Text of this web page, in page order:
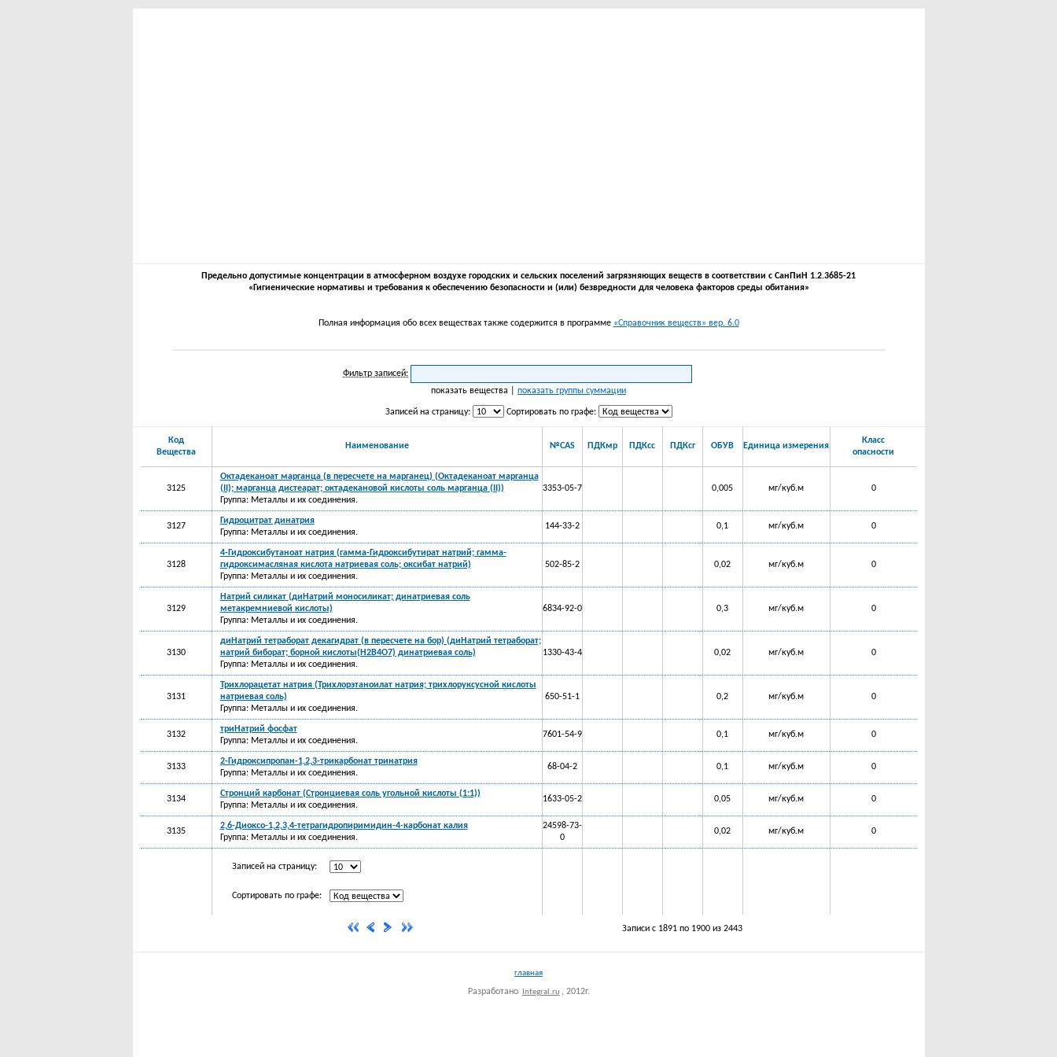
Предельно допустимые концентрации в атмосферном воздухе городских и сельских поселений загрязняющих веществ в соответствии с СанПиН 1.2.3685-21
«Гигиенические нормативы и требования к обеспечению безопасности и (или) безвредности для человека факторов среды обитания»
Полная информация обо всех веществах также содержится в программе «Справочник веществ» вер. 6.0
Фильтр записей:
показать вещества | показать группы суммации
Записей на страницу: Сортировать по графе:
Код
Вещества
Наименование №CAS ПДКмр ПДКсс ПДКсг ОБУВ Единица измерения
Класс
опасности
3125
Октадеканоат марганца (в пересчете на марганец) (Октадеканоат марганца
(II); марганца дистеарат; октадекановой кислоты соль марганца (II))
Группа: Металлы и их соединения.
3353-05-7 0,005 мг/куб.м 0
3127
Гидроцитрат динатрия
Группа: Металлы и их соединения.
144-33-2 0,1 мг/куб.м 0
3128
4-Гидроксибутаноат натрия (гамма-Гидроксибутират натрий; гамма-
гидроксимасляная кислота натриевая соль; оксибат натрий)
Группа: Металлы и их соединения.
502-85-2 0,02 мг/куб.м 0
3129
Натрий силикат (диНатрий моносиликат; динатриевая соль
метакремниевой кислоты)
Группа: Металлы и их соединения.
6834-92-0 0,3 мг/куб.м 0
3130
диНатрий тетраборат декагидрат (в пересчете на бор) (диНатрий тетраборат;
натрий биборат; борной кислоты(H2B4O7) динатриевая соль)
Группа: Металлы и их соединения.
1330-43-4 0,02 мг/куб.м 0
3131
Трихлорацетат натрия (Трихлорэтаноилат натрия; трихлоруксусной кислоты
натриевая соль)
Группа: Металлы и их соединения.
650-51-1 0,2 мг/куб.м 0
3132
триНатрий фосфат
Группа: Металлы и их соединения.
7601-54-9 0,1 мг/куб.м 0
3133
2-Гидроксипропан-1,2,3-трикарбонат тринатрия
Группа: Металлы и их соединения.
68-04-2 0,1 мг/куб.м 0
3134
Стронций карбонат (Стронциевая соль угольной кислоты (1:1))
Группа: Металлы и их соединения.
1633-05-2 0,05 мг/куб.м 0
3135
2,6-Диоксо-1,2,3,4-тетрагидропиримидин-4-карбонат калия
Группа: Металлы и их соединения.
24598-73-
0
0,02 мг/куб.м 0
Записей на страницу:
Сортировать по графе:
Записи с 1891 по 1900 из 2443
главная
Разработано Integral.ru , 2012г.